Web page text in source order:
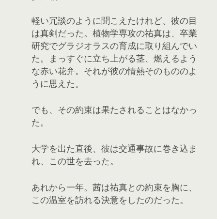
軽い冗談のように聞こえたけれど、彼の目
は真剣だった。植物学専攻の祐真は、卒業
研究でグラジオラスの育成に取り組んでい
た。まっすぐに立ち上がる茎、燃えるよう
な赤い花弁。それが彼の情熱そのもののよ
うに思えた。
でも、その約束は果たされることはなかっ
た。
大学を出た直後、彼は交通事故に巻き込ま
れ、この世を去った。
あれから一年。茜は祐真との約束を胸に、
この温室を訪れる決意をしたのだった。